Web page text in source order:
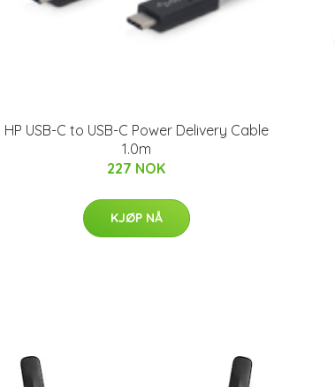
HP USB-C to USB-C Power Delivery Cable
1.0m
227 NOK
KJØP NÅ